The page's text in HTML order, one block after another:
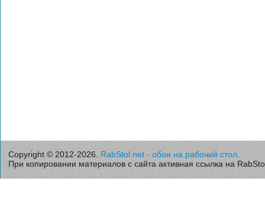
Copyright © 2012-2026. RabStol.net - обои на рабочий стол
При копировании материалов с сайта активная ссылка на